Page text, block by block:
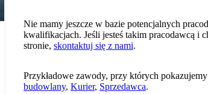
Nie mamy jeszcze w bazie potencjalnych
kwalifikacjach. Jeśli jesteś takim pracodawcą i
stronie, skontaktuj się z nami.
Przykładowe zawody, przy których
budowlany, Kurier, Sprzedawca.